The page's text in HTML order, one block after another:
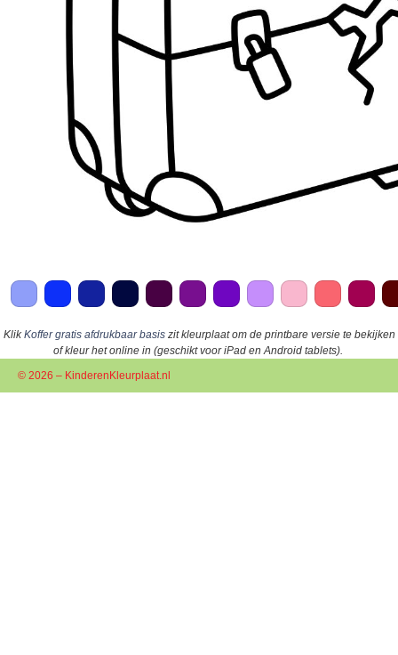
KlikKoffer gratis afdrukbaar basiszit kleurplaat om de printbare versie te bekijken
of kleur het online in (geschikt voor iPad en Android tablets).
© 2026 – KinderenKleurplaat.nl